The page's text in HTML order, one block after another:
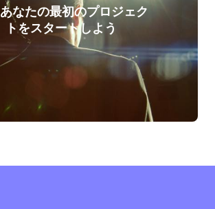
あなたの最初のプロジェク
トをスタートしよう